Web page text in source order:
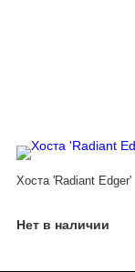
Хоста 'Radiant Edger'
Нет в наличии